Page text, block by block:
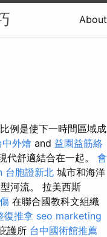
About
例是使下一時間區域成
中外燴 and 益園益筋絡
代舒適結合在一起。 會
台胞證新北 城市和海洋
河流。 拉美西斯
在聯合國教科文組織
復推拿 seo marketing
護所 台中國術館推薦